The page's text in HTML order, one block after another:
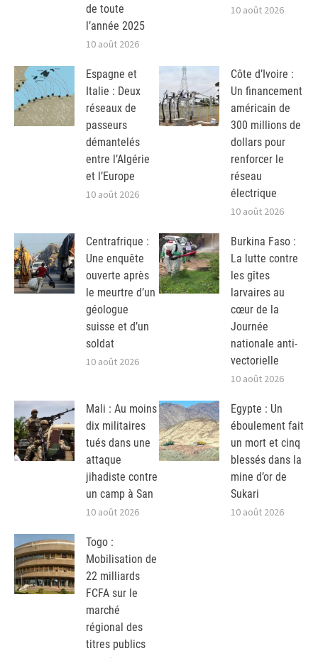
de toute
l’année 2025
10 août 2026
10 août 2026
Espagne et
Italie : Deux
réseaux de
passeurs
démantelés
entre l’Algérie
et l’Europe
10 août 2026
Côte d’Ivoire :
Un financement
américain de
300 millions de
dollars pour
renforcer le
réseau
électrique
10 août 2026
Centrafrique :
Une enquête
ouverte après
le meurtre d’un
géologue
suisse et d’un
soldat
10 août 2026
Burkina Faso :
La lutte contre
les gîtes
larvaires au
cœur de la
Journée
nationale anti-
vectorielle
10 août 2026
Mali : Au moins
dix militaires
tués dans une
attaque
jihadiste contre
un camp à San
10 août 2026
Egypte : Un
éboulement fait
un mort et cinq
blessés dans la
mine d’or de
Sukari
10 août 2026
Togo :
Mobilisation de
22 milliards
FCFA sur le
marché
régional des
titres publics